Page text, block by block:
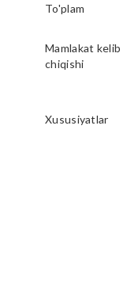
To'plam
Mamlakat kelib
chiqishi
Xususiyatlar